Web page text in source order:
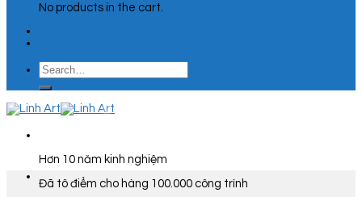
No products in the cart.
Search
for:
Hơn 10 năm kinh nghiệm
Đã tô điểm cho hàng 100.000 công trình